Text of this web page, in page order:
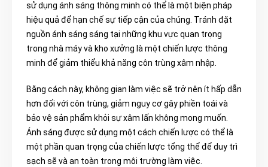
sử dụng ánh sáng thông minh có thể là một biện pháp
hiệu quả để hạn chế sự tiếp cận của chúng. Tránh đặt
nguồn ánh sáng sáng tại những khu vực quan trọng
trong nhà máy và kho xưởng là một chiến lược thông
minh để giảm thiểu khả năng côn trùng xâm nhập.
Bằng cách này, không gian làm việc sẽ trở nên ít hấp dẫn
hơn đối với côn trùng, giảm nguy cơ gây phiền toái và
bảo vệ sản phẩm khỏi sự xâm lấn không mong muốn.
Ánh sáng được sử dụng một cách chiến lược có thể là
một phần quan trọng của chiến lược tổng thể để duy trì
sạch sẽ và an toàn trong môi trường làm việc.